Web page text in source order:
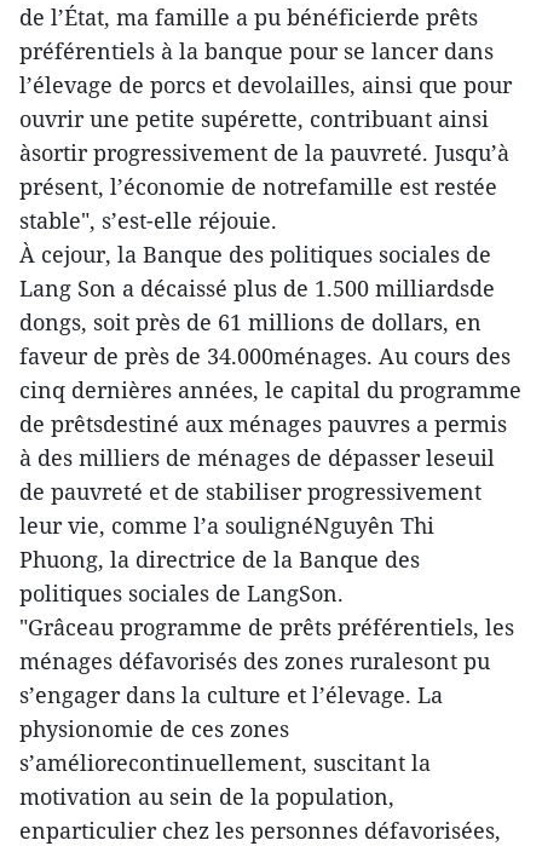
de l’État, ma famille a pu bénéficierde prêts
préférentiels à la banque pour se lancer dans
l’élevage de porcs et devolailles, ainsi que pour
ouvrir une petite supérette, contribuant ainsi
àsortir progressivement de la pauvreté. Jusqu’à
présent, l’économie de notrefamille est restée
stable", s’est-elle réjouie.
À cejour, la Banque des politiques sociales de
Lang Son a décaissé plus de 1.500 milliardsde
dongs, soit près de 61 millions de dollars, en
faveur de près de 34.000ménages. Au cours des
cinq dernières années, le capital du programme
de prêtsdestiné aux ménages pauvres a permis
à des milliers de ménages de dépasser leseuil
de pauvreté et de stabiliser progressivement
leur vie, comme l’a soulignéNguyên Thi
Phuong, la directrice de la Banque des
politiques sociales de LangSon.
"Grâceau programme de prêts préférentiels, les
ménages défavorisés des zones ruralesont pu
s’engager dans la culture et l’élevage. La
physionomie de ces zones
s’améliorecontinuellement, suscitant la
motivation au sein de la population,
enparticulier chez les personnes défavorisées,